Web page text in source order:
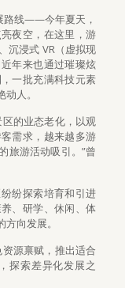
路线——今年夏天，
夜空，在这里，游
沉浸式 VR（虚拟现
年来也通过璀璨炫
一批充满科技元素
人。
的业态老化，以观
需求，越来越多游
旅游活动吸引。”曾
纷探索培育和引进
、研学、休闲、体
向发展。
源禀赋，推出适合
探索差异化发展之